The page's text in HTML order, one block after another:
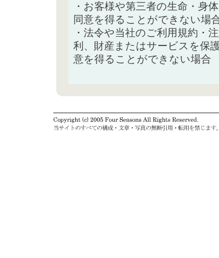
・お客様や第三者の生命・身
同意を得ることができない場
・法令や当社のご利用規約・
利、財産またはサービスを保
意を得ることができない場合